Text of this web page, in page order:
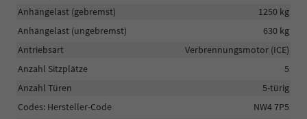
Anhängelast (gebremst)
1250 kg
Anhängelast (ungebremst)
630 kg
Antriebsart
Verbrennungsmotor (ICE)
Anzahl Sitzplätze
5
Anzahl Türen
5-türig
Codes: Hersteller-Code
NW4 7P5